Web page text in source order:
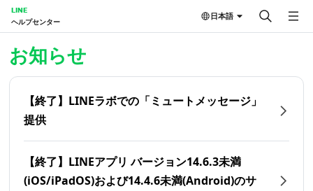
LINE
ヘルプセンター
日本語
お知らせ
【終了】LINEラボでの「ミュートメッセージ」
提供
【終了】LINEアプリ バージョン14.6.3未満
(iOS/iPadOS)および14.4.6未満(Android)のサ